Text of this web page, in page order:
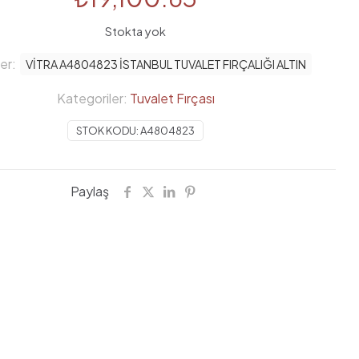
Stokta yok
STOK KODU:A4804823
Kategoriler: Tuvalet Fırçası
VİTRA A4804823 İSTANBUL TUVALET FIRÇALIĞI ALTIN
Paylaş